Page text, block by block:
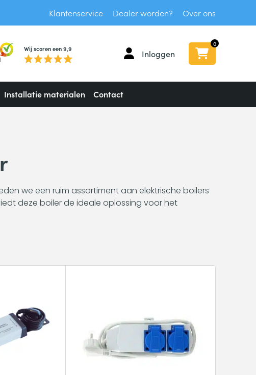
Klantenservice Dealer worden? Over ons
Wij scoren een 9,9 Inloggen
0
Installatie materialen Contact
we een ruim assortiment aan elektrische boilers
deze boiler de ideale oplossing voor het